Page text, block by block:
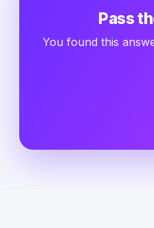
Pass
You found this